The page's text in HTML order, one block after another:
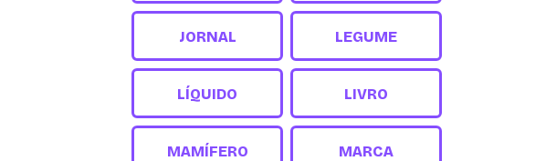
JORNAL LEGUME
LÍQUIDO LIVRO
MAMÍFERO MARCA